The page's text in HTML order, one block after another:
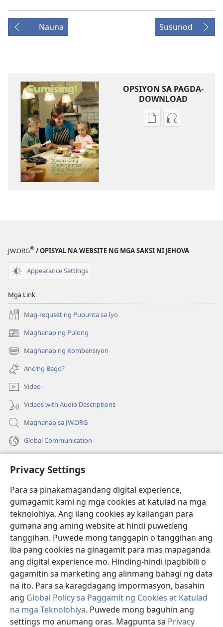
Privacy Settings
Para sa pinakamagandang digital experience,
gumagamit kami ng mga cookies at katulad na mga
teknolohiya. Ang ilang cookies ay kailangan para
gumana ang aming website at hindi puwedeng
tanggihan. Puwede mong tanggapin o tanggihan ang
iba pang cookies na ginagamit para mas mapaganda
ang digital experience mo. Hinding-hindi ipagbibili o
gagamitin sa marketing ang alinmang bahagi ng data
na ito. Para sa karagdagang impormasyon, basahin
ang Global Policy sa Paggamit ng Cookies at Katulad
na mga Teknolohiya. Puwede mong baguhin ang
settings mo anumang oras. Magpunta sa Privacy
Nauna Susunod
OPSIYON SA PAGDA-
DOWNLOAD
Opsiyon
Nagsosolong
Opsiyon
Nagsosolong
JW.ORG® / OPISYAL NA WEBSITE NG MGA SAKSI NI JEHOVA
Appearance Settings
Mga Link
Mag-request ng Pupunta sa Iyo
Maghanap ng Pulong
(may
bubukas
na
bagong
window)
Maghanap ng Kombensiyon
(may
bubukas
na
bagong
window)
Ano’ng Bago?
Video
Videos with Audio Descriptions
Maghanap sa JW.ORG
Global Communication
(may
na
bagong
window)
Watchtower ONLINE LIBRARY™
(may
bubukas
na
bagong
window)
JW Hub ®
(may
bubukas
bagong
window)
JW Library ®
Watchtower Library®